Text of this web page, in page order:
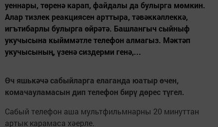
уеннары, төренә карап, файдалы да булырга мөмкин.
Алар тизлек реакциясен арттыра, тәвәккәллеккә,
игътибарлы булырга өйрәтә. Башлангыч сыйныф
укучысына кыйммәтле телефон алмагыз. Мәктәп
укучысының, үзенә сиздерми генә,...
Өч яшькәчә сабыйларга елаганда юатыр өчен,
комачауламасын дип телефон бирү дөрес түгел.
Сабый телефон аша мультфильмнарны 20 минуттан
артык карамаса хәерле.